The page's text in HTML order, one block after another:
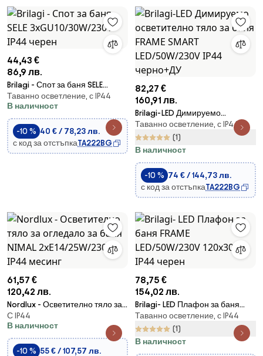
44,43 €
86,9 лв.
Brilagi - Спот за баня SELE
3xGU10/30W/230V IP44 черен
Таванно осветление, с IP44
В наличност
-10 % 40 € / 78,23 лв.
с код за отстъпкаTA222BG
82,27 €
160,91 лв.
Brilagi-LED Димируемо
осветително тяло за баня
FRAME SMART LED/50W/230V
IP44 черно+ДУ
Таванно осветление, с IP44
(1)
В наличност
-10 % 74 € / 144,73 лв.
с код за отстъпкаTA222BG
61,57 €
120,42 лв.
Nordlux - Осветително тяло за
огледало за баня NIMAL
2xE14/25W/230V IP44 месинг
С IP44
В наличност
-10 % 55 € / 107,57 лв.
78,75 €
154,02 лв.
Brilagi- LED Плафон за баня
FRAME LED/50W/230V 120x30
см IP44 черен
Таванно осветление, с IP44
(1)
В наличност